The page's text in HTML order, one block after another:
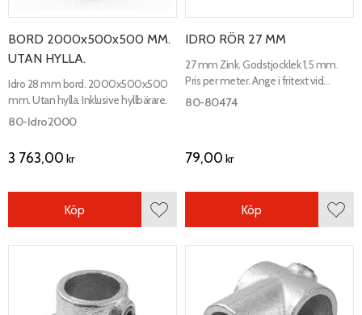
BORD 2000x500x500 MM.
UTAN HYLLA.
Idro 28 mm bord. 2000x500x500
mm. Utan hylla. Inklusive hyllbärare.
80-Idro2000
3 763,00 kr
Lägg till i favoriter
Köp
IDRO RÖR 27 MM
27 mm Zink. Godstjocklek 1,5 mm.
Pris per meter. Ange i fritext vid
orderformulär vilka längder som
80-80474
79,00 kr
Köp